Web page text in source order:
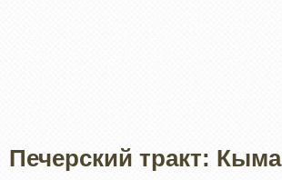
Печерский тракт: Кыма